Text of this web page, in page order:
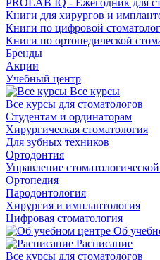
PROLAB IQ - Ежегодник для
Книги для хирургов и
Книги по цифровой
Книги по ортопедической
Бренды
Акции
Учебный центр
Все курсы
Все курсы для стоматологов
Студентам и ординаторам
Хирургическая стоматология
Для зубных техников
Ортодонтия
Управление
Ортопедия
Пародонтология
Хирургия и имплантология
Цифровая стоматология
Об
Расписание
Все курсы для стоматологов